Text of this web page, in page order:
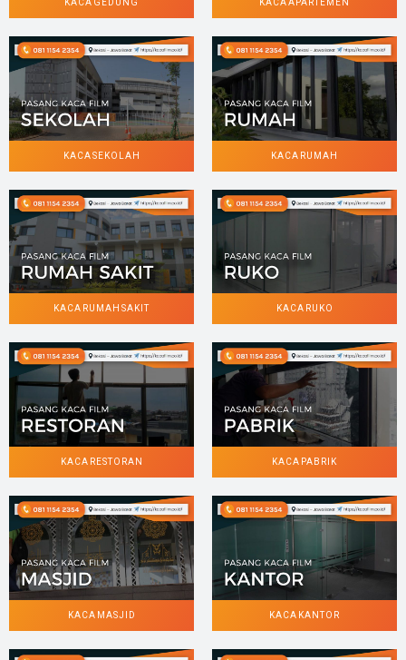
KACA GEDUNG KACA APARTEMEN
KACA SEKOLAH KACA RUMAH
KACA RUMAH SAKIT KACA RUKO
KACA RESTORAN KACA PABRIK
KACA MASJID KACA KANTOR